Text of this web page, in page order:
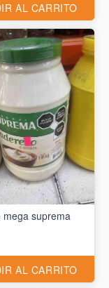
AL CARRITO
mega suprema
AL CARRITO